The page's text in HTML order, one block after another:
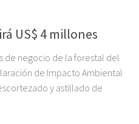
US$ 4 millones
de negocio de la forestal del
de Impacto Ambiental
y astillado de